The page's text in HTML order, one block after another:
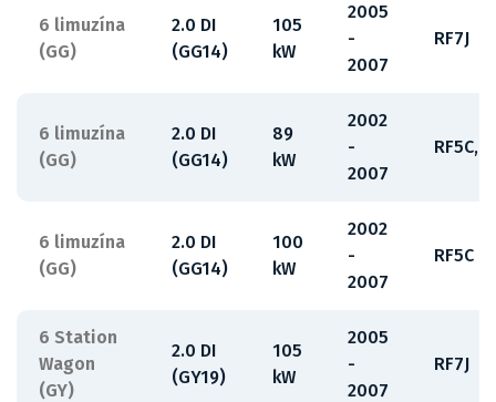
6 limuzína
(GG)
2.0 DI
(GG14)
105
kW
2005
-
2007
RF7J
6 limuzína
(GG)
2.0 DI
(GG14)
89
kW
2002
-
2007
6 limuzína
(GG)
2.0 DI
(GG14)
100
kW
2002
-
2007
RF5C
6 Station
Wagon
(GY)
2.0 DI
(GY19)
105
kW
2005
-
2007
RF7J